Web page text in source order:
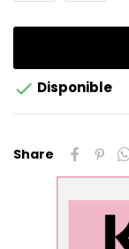
 Disponible
Share